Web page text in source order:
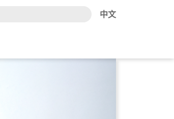
中文